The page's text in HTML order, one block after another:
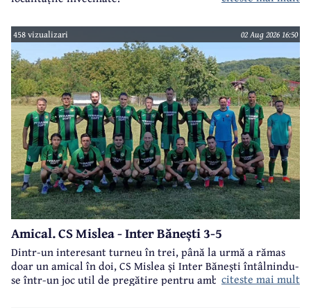
458 vizualizari 02 Aug 2026 16:50
Amical. CS Mislea - Inter Bănești 3-5
Dintr-un interesant turneu în trei, până la urmă a rămas
doar un amical în doi, CS Mislea și Inter Bănești întâlnindu-
se într-un joc util de pregătire pentru ambele formații.
citeste mai mult